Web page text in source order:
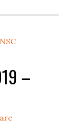
NSC
–